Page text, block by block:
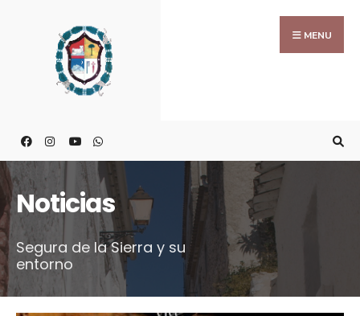
MENU
Noticias
Segura de la Sierra y su
entorno